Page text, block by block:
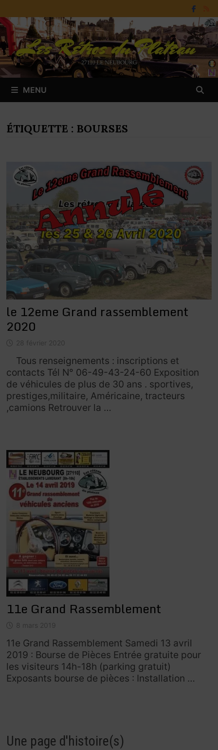
au
contenu
MENU
ÉTIQUETTE : BOURSES
le 12eme Grand rassemblement
2020
28 février 2020
Tous renseignements : inscriptions et
contacts Tél N° 06-49-43-24-60 Exposition
de véhicules de plus de 30 ans . sportives,
prestiges,militaire, Américaine, tracteurs
,camions Retrouver la …
11e Grand Rassemblement
8 mars 2019
11e Grand Rassemblement Samedi 13 avril
2019 : Bourse de Pièces Entrée gratuite pour
les visiteurs 14h-18h (parking gratuit)
Exposants bourse de pièces : Installation …
Une page d'histoire(s)